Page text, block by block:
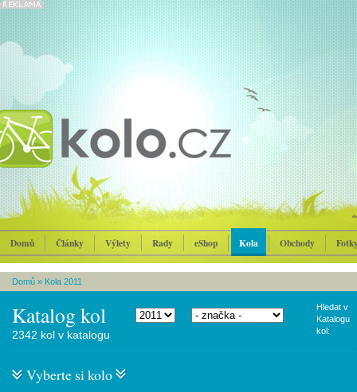
Domů Články Výlety Rady eShop Kola Obchody
Domů » Kola 2011
Katalog kol
Hledat v
Katalogu
kol:
2342 kol v katalogu
Vyberte si kolo